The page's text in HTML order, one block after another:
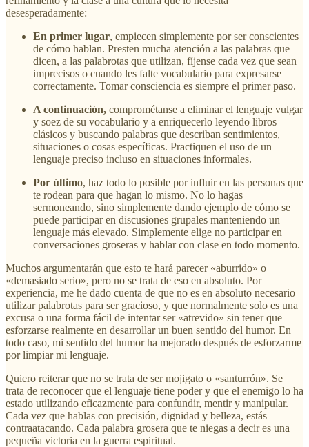
desesperadamente:
En primer lugar, empiecen simplemente por ser conscientes
de cómo hablan. Presten mucha atención a las palabras que
dicen, a las palabrotas que utilizan, fíjense cada vez que sean
imprecisos o cuando les falte vocabulario para expresarse
correctamente. Tomar consciencia es siempre el primer paso.
A continuación, comprométanse a eliminar el lenguaje vulgar
y soez de su vocabulario y a enriquecerlo leyendo libros
clásicos y buscando palabras que describan sentimientos,
situaciones o cosas específicas. Practiquen el uso de un
lenguaje preciso incluso en situaciones informales.
Por último, haz todo lo posible por influir en las personas que
te rodean para que hagan lo mismo. No lo hagas
sermoneando, sino simplemente dando ejemplo de cómo se
puede participar en discusiones grupales manteniendo un
lenguaje más elevado. Simplemente elige no participar en
conversaciones groseras y hablar con clase en todo momento.
Muchos argumentarán que esto te hará parecer «aburrido» o
«demasiado serio», pero no se trata de eso en absoluto. Por
experiencia, me he dado cuenta de que no es en absoluto necesario
utilizar palabrotas para ser gracioso, y que normalmente solo es una
excusa o una forma fácil de intentar ser «atrevido» sin tener que
esforzarse realmente en desarrollar un buen sentido del humor. En
todo caso, mi sentido del humor ha mejorado después de esforzarme
por limpiar mi lenguaje.
Quiero reiterar que no se trata de ser mojigato o «santurrón». Se
trata de reconocer que el lenguaje tiene poder y que el enemigo lo ha
estado utilizando eficazmente para confundir, mentir y manipular.
Cada vez que hablas con precisión, dignidad y belleza, estás
contraatacando. Cada palabra grosera que te niegas a decir es una
pequeña victoria en la guerra espiritual.